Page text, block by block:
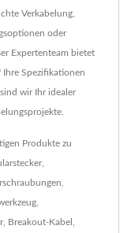
Verkabelung,
oder
Expertenteam bietet
Spezifikationen
wir Ihr idealer
Produkte zu
,
, Breakout-Kabel